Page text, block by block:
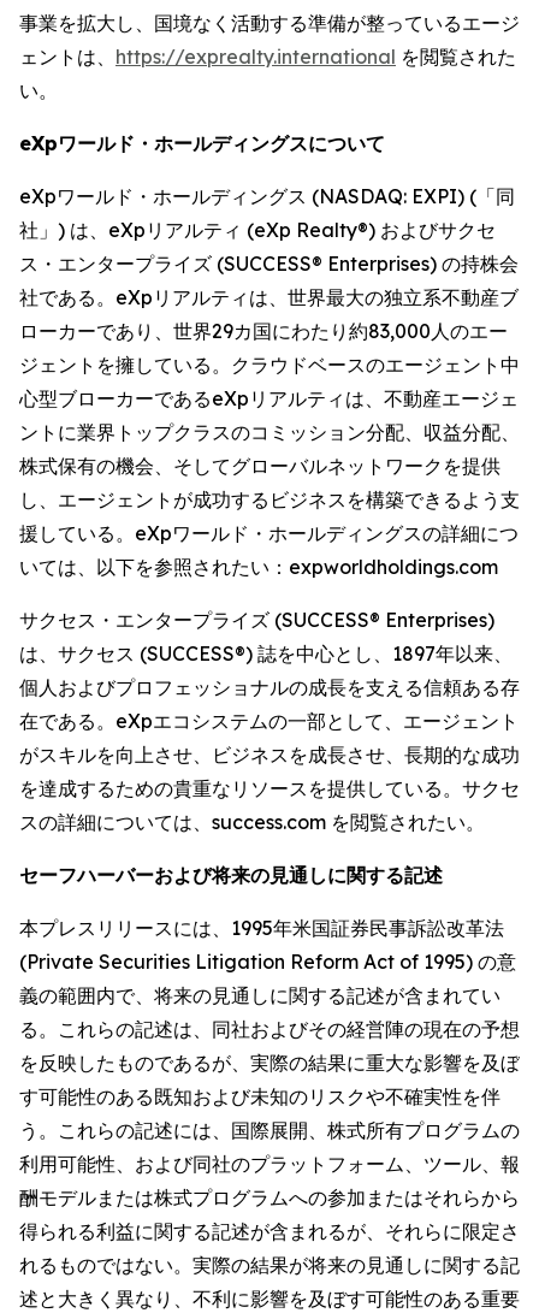
事業を拡大し、国境なく活動する準備が整っているエージ
ェントは、 https://exprealty.international を閲覧された
い。
eXpワールド・ホールディングスについて
eXpワールド・ホールディングス (NASDAQ: EXPI) (「同
社」) は、eXpリアルティ (eXp Realty®) およびサクセ
ス・エンタープライズ (SUCCESS® Enterprises) の持株会
社である。eXpリアルティは、世界最大の独立系不動産ブ
ローカーであり、世界29カ国にわたり約83,000人のエー
ジェントを擁している。クラウドベースのエージェント中
心型ブローカーであるeXpリアルティは、不動産エージェ
ントに業界トップクラスのコミッション分配、収益分配、
株式保有の機会、そしてグローバルネットワークを提供
し、エージェントが成功するビジネスを構築できるよう支
援している。eXpワールド・ホールディングスの詳細につ
いては、以下を参照されたい：expworldholdings.com
サクセス・エンタープライズ (SUCCESS® Enterprises)
は、サクセス (SUCCESS®) 誌を中心とし、1897年以来、
個人およびプロフェッショナルの成長を支える信頼ある存
在である。eXpエコシステムの一部として、エージェント
がスキルを向上させ、ビジネスを成長させ、長期的な成功
を達成するための貴重なリソースを提供している。サクセ
スの詳細については、success.com を閲覧されたい。
セーフハーバーおよび将来の見通しに関する記述
本プレスリリースには、1995年米国証券民事訴訟改革法
(Private Securities Litigation Reform Act of 1995) の意
義の範囲内で、将来の見通しに関する記述が含まれてい
る。これらの記述は、同社およびその経営陣の現在の予想
を反映したものであるが、実際の結果に重大な影響を及ぼ
す可能性のある既知および未知のリスクや不確実性を伴
う。これらの記述には、国際展開、株式所有プログラムの
利用可能性、および同社のプラットフォーム、ツール、報
酬モデルまたは株式プログラムへの参加またはそれらから
得られる利益に関する記述が含まれるが、それらに限定さ
れるものではない。実際の結果が将来の見通しに関する記
述と大きく異なり、不利に影響を及ぼす可能性のある重要